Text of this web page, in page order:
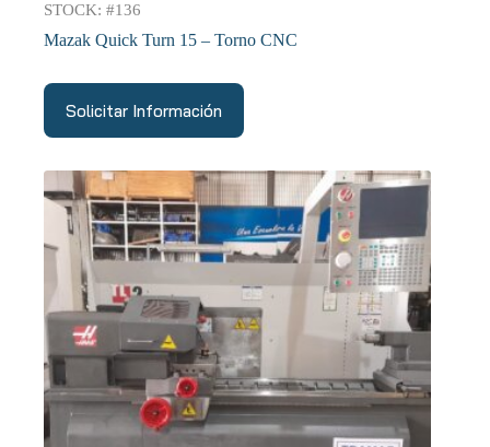
STOCK: #136
Mazak Quick Turn 15 – Torno CNC
Solicitar Información